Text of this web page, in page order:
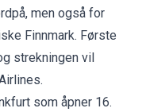
men også for
Finnmark. Første
strekningen vil
som åpner 16.